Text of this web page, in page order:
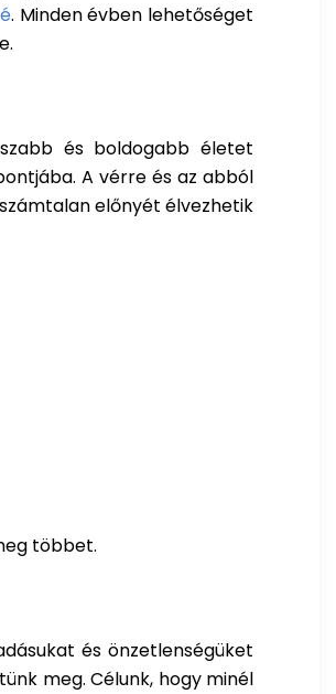
. Minden évben lehetőséget
és boldogabb életet
A vérre és az abból
előnyét élvezhetik
többet.
és önzetlenségüket
meg. Célunk, hogy minél